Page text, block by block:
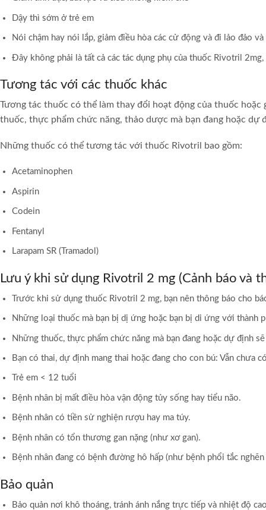
Dậy thì sớm ở trẻ em
Nói chậm hay nói lắp, giảm điều hòa các cử động và đi lảo đảo
Đây không phải là tất cả các tác dụng phụ của thuốc Rivotril
Tương tác với các thuốc khác
Tương tác thuốc có thể làm thay đổi hoạt động của thuốc
thuốc, thực phẩm chức năng, thảo dược mà bạn đang hoặc
Những thuốc có thể tương tác với thuốc Rivotril bao gồm:
Acetaminophen
Aspirin
Codein
Fentanyl
Larapam SR (Tramadol)
Lưu ý khi sử dụng Rivotril 2 mg (Cảnh báo và
Trước khi sử dụng thuốc Rivotril 2 mg, bạn nên thông báo cho
Những loại thuốc mà bạn bị dị ứng hoặc bạn bị di ứng với thành
Những thuốc, thực phẩm chức năng mà bạn đang hoặc dự định
Bạn có thai, dự định mang thai hoặc đang cho con bú: Vẫn
Trẻ em < 12 tuổi
Bệnh nhân bị mất điều hòa vận động tủy sống hay tiểu não.
Bệnh nhân có tiền sử nghiện rượu hay ma túy.
Bệnh nhân có tổn thương gan nặng (như xơ gan).
Bệnh nhân đang có bệnh đường hô hấp (như bệnh phổi tắc
Bảo quản
Bảo quản nơi khô thoáng, tránh ánh nắng trực tiếp và nhiệt độ